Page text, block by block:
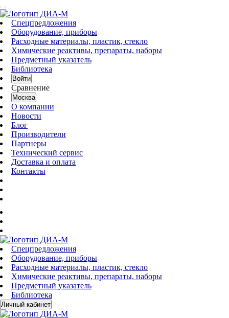
Спецпредложения
Оборудование, приборы
Расходные материалы, пластик, стекло
Химические реактивы, препараты, наборы
Предметный указатель
Библиотека
Войти
Сравнение
Москва
О компании
Новости
Блог
Производители
Партнеры
Технический сервис
Доставка и оплата
Контакты
Спецпредложения
Оборудование, приборы
Расходные материалы, пластик, стекло
Химические реактивы, препараты, наборы
Предметный указатель
Библиотека
Личный кабинет